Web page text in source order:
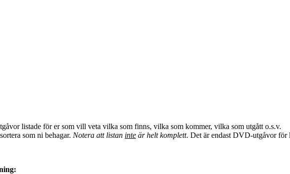
listade för er som vill veta vilka som finns, vilka som kommer, vilka som utgått o.s.v.
som ni behagar. Notera att listan inte är helt komplett. Det är endast DVD-utgåvor för